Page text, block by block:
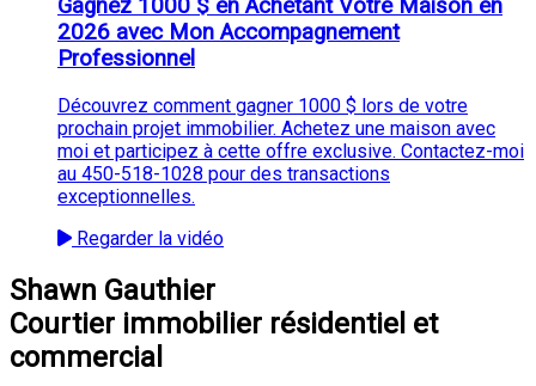
Gagnez 1000 $ en Achetant Votre Maison en
2026 avec Mon Accompagnement
Professionnel
Découvrez comment gagner 1000 $ lors de votre
prochain projet immobilier. Achetez une maison avec
moi et participez à cette offre exclusive. Contactez-moi
au 450-518-1028 pour des transactions
exceptionnelles.
Regarder la vidéo
Shawn Gauthier
Courtier immobilier résidentiel et
commercial